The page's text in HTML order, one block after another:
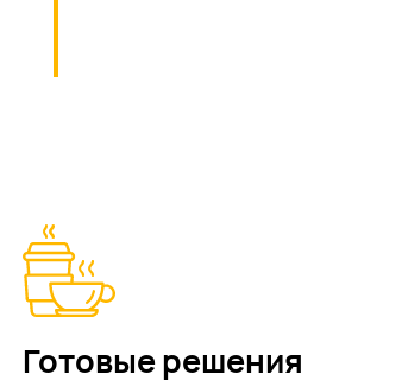
Готовые решения